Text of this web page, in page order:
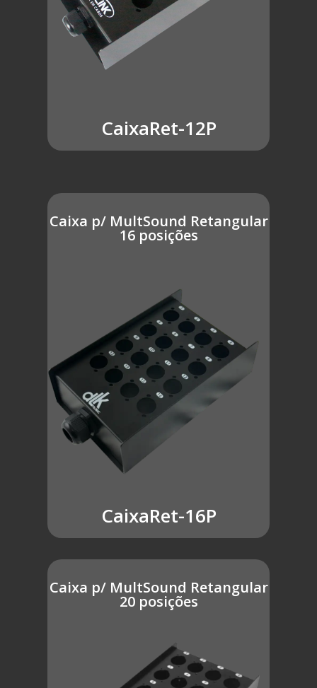
CaixaRet-12P
Caixa p/ MultSound Retangular
16 posições
CaixaRet-16P
Caixa p/ MultSound Retangular
20 posições